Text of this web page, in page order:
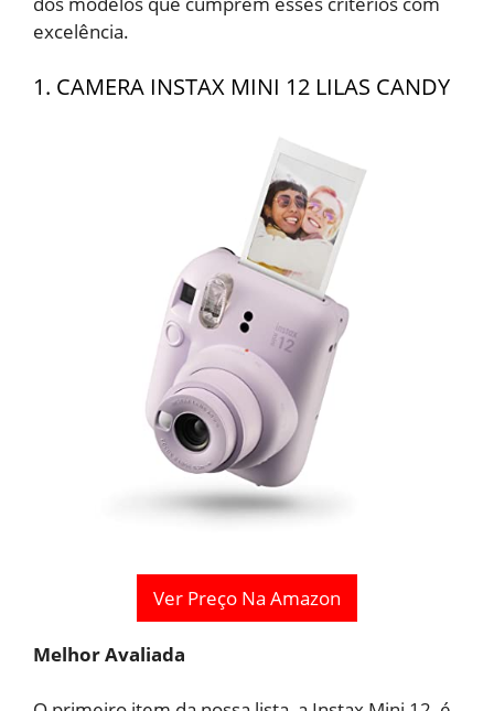
excelência.
1. CAMERA INSTAX MINI 12 LILAS CANDY
Ver Preço Na Amazon
Melhor Avaliada